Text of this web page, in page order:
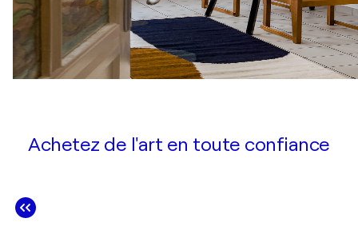
Achetez de l'art en toute confiance